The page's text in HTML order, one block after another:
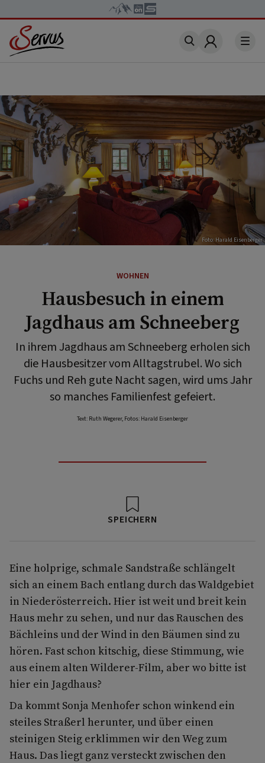
Account
Foto: Harald Eisenberger
WOHNEN
Hausbesuch in einem
Jagdhaus am Schneeberg
In ihrem Jagdhaus am Schneeberg erholen sich
die Hausbesitzer vom Alltagstrubel. Wo sich
Fuchs und Reh gute Nacht sagen, wird ums Jahr
so manches Familienfest gefeiert.
Text: Ruth Wegerer, Fotos: Harald Eisenberger
SPEICHERN
Eine holprige, schmale Sandstraße schlängelt
sich an einem Bach entlang durch das Waldgebiet
in Niederösterreich. Hier ist weit und breit kein
Haus mehr zu sehen, und nur das Rauschen des
Bächleins und der Wind in den Bäumen sind zu
hören. Fast schon kitschig, diese Stimmung, wie
aus einem alten Wilderer-Film, aber wo bitte ist
hier ein Jagdhaus?
Da kommt Sonja Menhofer schon winkend ein
steiles Straßerl herunter, und über einen
steinigen Steig erklimmen wir den Weg zum
Haus. Das liegt ganz versteckt zwischen den